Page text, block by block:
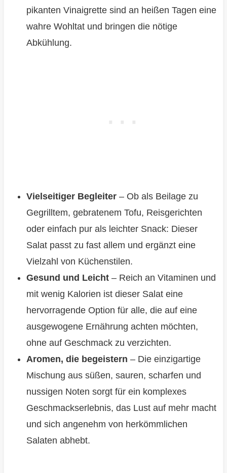
pikanten Vinaigrette sind an heißen Tagen eine
wahre Wohltat und bringen die nötige
Abkühlung.
Vielseitiger Begleiter– Ob als Beilage zu
Gegrilltem, gebratenem Tofu, Reisgerichten
oder einfach pur als leichter Snack: Dieser
Salat passt zu fast allem und ergänzt eine
Vielzahl von Küchenstilen.
Gesund und Leicht– Reich an Vitaminen und
mit wenig Kalorien ist dieser Salat eine
hervorragende Option für alle, die auf eine
ausgewogene Ernährung achten möchten,
ohne auf Geschmack zu verzichten.
Aromen, die begeistern – Die einzigartige
Mischung aus süßen, sauren, scharfen und
nussigen Noten sorgt für ein komplexes
Geschmackserlebnis, das Lust auf mehr macht
und sich angenehm von herkömmlichen
Salaten abhebt.